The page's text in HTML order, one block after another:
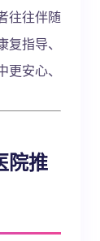
往往伴随
指导、
安心、
院推